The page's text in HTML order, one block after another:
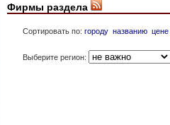
Фирмы раздела
Сортировать по: городу названию цене
Выберите регион: